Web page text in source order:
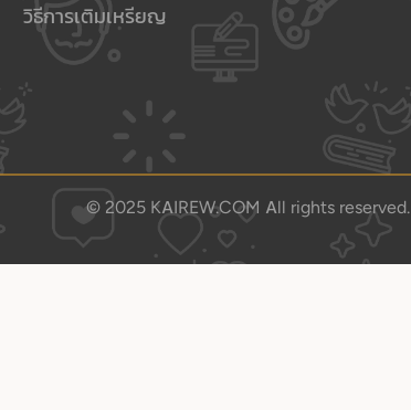
วิธีการเติมเหรียญ
© 2025 KAIREW.COM All rights reserved.